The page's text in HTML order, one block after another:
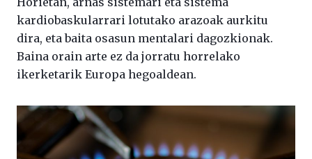
kardiobaskularrari lotutako arazoak aurkitu
dira, eta baita osasun mentalari dagozkionak.
Baina orain arte ez da jorratu horrelako
ikerketarik Europa hegoaldean.